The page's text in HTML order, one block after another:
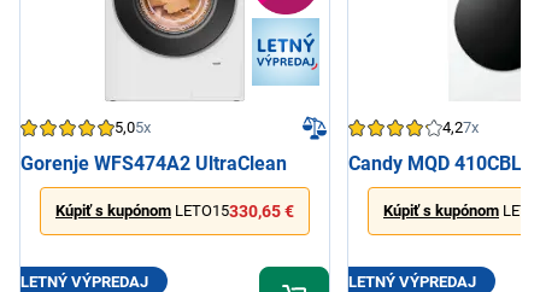
5,05x
Gorenje WFS474A2 UltraClean
Kúpiť s kupónom LETO15330,65 €
LETNÝ VÝPREDAJ
4,27x
Candy MQD
Kúpiť s kupónom
LETNÝ VÝPREDAJ